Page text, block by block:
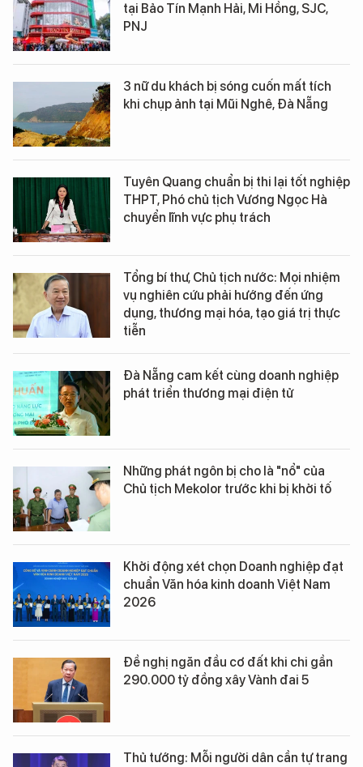
tại Bảo Tín Mạnh Hải, Mi Hồng, SJC,
PNJ
3 nữ du khách bị sóng cuốn mất tích
khi chụp ảnh tại Mũi Nghê, Đà Nẵng
Tuyên Quang chuẩn bị thi lại tốt nghiệp
THPT, Phó chủ tịch Vương Ngọc Hà
chuyển lĩnh vực phụ trách
Tổng bí thư, Chủ tịch nước: Mọi nhiệm
vụ nghiên cứu phải hướng đến ứng
dụng, thương mại hóa, tạo giá trị thực
tiễn
Đà Nẵng cam kết cùng doanh nghiệp
phát triển thương mại điện tử
Những phát ngôn bị cho là "nổ" của
Chủ tịch Mekolor trước khi bị khởi tố
Khởi động xét chọn Doanh nghiệp đạt
chuẩn Văn hóa kinh doanh Việt Nam
2026
Đề nghị ngăn đầu cơ đất khi chi gần
290.000 tỷ đồng xây Vành đai 5
Thủ tướng: Mỗi người dân cần tự trang